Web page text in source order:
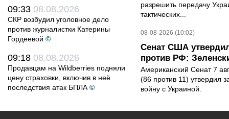
09:33 08.08.2026
СКР возбудил уголовное дело
против журналистки Катерины
Гордеевой ©
09:18 08.08.2026
Продавцам на Wildberries подняли
цену страховки, включив в неё
последствия атак БПЛА ©
разрешить передачу
тактических...
08-08-2026 (10:02)
Сенат США
против РФ:
Американский Сенат 7
(86 против 11) утвердил
войну с Украиной.